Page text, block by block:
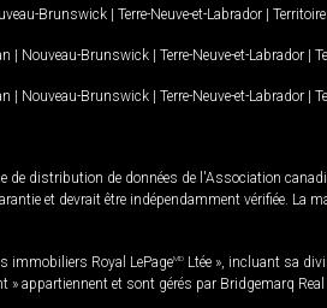
Brunswick | Terre-Neuve-et-Labrador |
| Nouveau-Brunswick | Terre-Neuve-et-Labrador |
| Nouveau-Brunswick | Terre-Neuve-et-Labrador |
de distribution de données de l'Association
et devrait être indépendamment vérifiée. La
immobiliers Royal LePageMD Ltée », incluant sa
appartiennent et sont gérés par Bridgemarq Real